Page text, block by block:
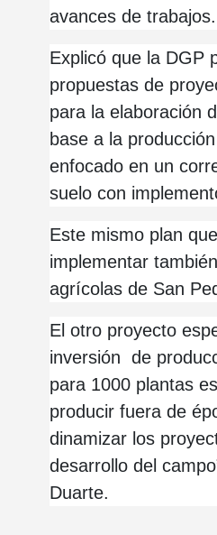
avances de trabajos.
Explicó que la DGP
propuestas de
para la elaboración
base a la
enfocado en un
suelo con
Este mismo plan
implementar
agrícolas de San
El otro proyecto
inversión de
para 1000 plantas
producir fuera de
dinamizar los
desarrollo del
Duarte.